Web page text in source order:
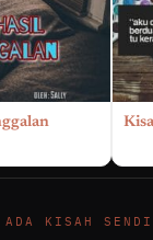
ADA KISAH